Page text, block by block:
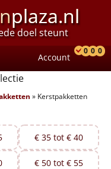
plaza.nl
doel steunt
Account
0 0 0
» Kerstpakketten
€ 35 tot € 40
€ 50 tot € 55